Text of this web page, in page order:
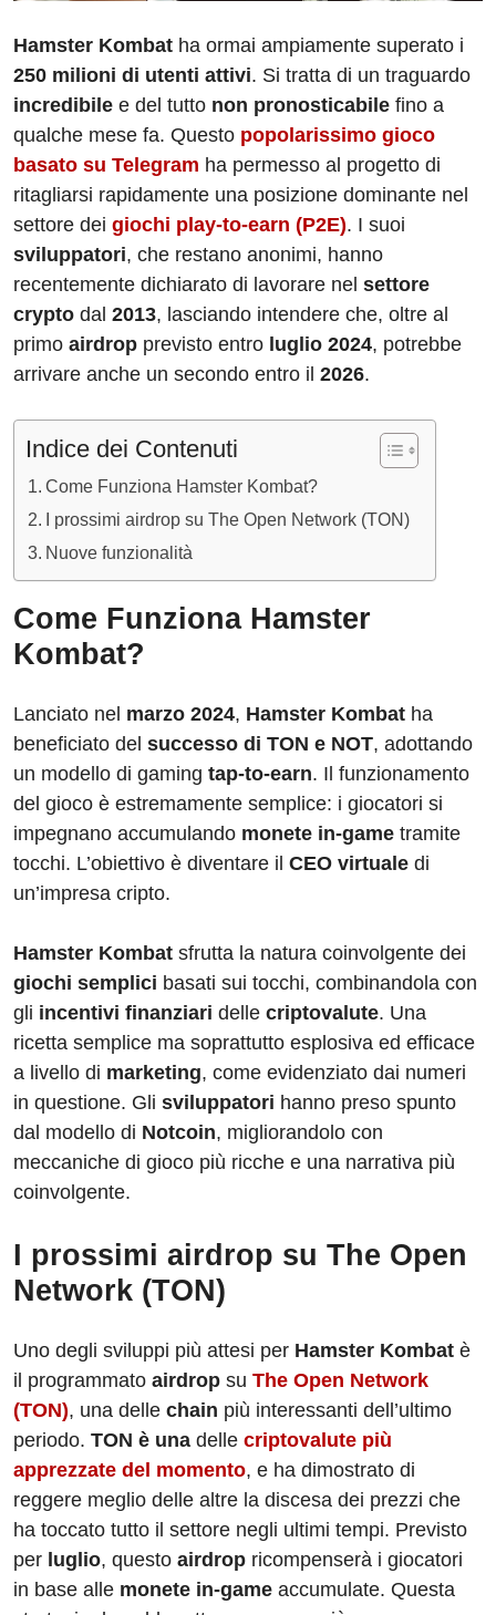
Hamster Kombat ha ormai ampiamente superato i
250 milioni di utenti attivi. Si tratta di un traguardo
incredibile e del tutto non pronosticabile fino a
qualche mese fa. Questo popolarissimo gioco
basato su Telegram ha permesso al progetto di
ritagliarsi rapidamente una posizione dominante nel
settore dei giochi play-to-earn (P2E). I suoi
sviluppatori, che restano anonimi, hanno
recentemente dichiarato di lavorare nel settore
crypto dal 2013, lasciando intendere che, oltre al
primo airdrop previsto entro luglio 2024, potrebbe
arrivare anche un secondo entro il 2026.
Indice dei Contenuti
Come Funziona Hamster Kombat?
I prossimi airdrop su The Open Network (TON)
Nuove funzionalità
Come Funziona Hamster
Kombat?
Lanciato nel marzo 2024, Hamster Kombat ha
beneficiato del successo di TON e NOT, adottando
un modello di gaming tap-to-earn. Il funzionamento
del gioco è estremamente semplice: i giocatori si
impegnano accumulando monete in-game tramite
tocchi. L’obiettivo è diventare il CEO virtuale di
un’impresa cripto.
Hamster Kombat sfrutta la natura coinvolgente dei
giochi semplici basati sui tocchi, combinandola con
gli incentivi finanziari delle criptovalute. Una
ricetta semplice ma soprattutto esplosiva ed efficace
a livello di marketing, come evidenziato dai numeri
in questione. Gli sviluppatori hanno preso spunto
dal modello di Notcoin, migliorandolo con
meccaniche di gioco più ricche e una narrativa più
coinvolgente.
I prossimi airdrop su The Open
Network (TON)
Uno degli sviluppi più attesi per Hamster Kombat è
il programmato airdrop su The Open Network
(TON), una delle chain più interessanti dell’ultimo
periodo. TON è una delle criptovalute più
apprezzate del momento, e ha dimostrato di
reggere meglio delle altre la discesa dei prezzi che
ha toccato tutto il settore negli ultimi tempi. Previsto
per luglio, questo airdrop ricompenserà i giocatori
in base alle monete in-game accumulate. Questa